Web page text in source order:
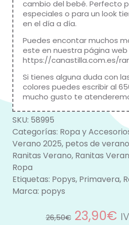
cambio del bebé. Perfecto
especiales o para un look
en el día a día.
Puedes encontar muchos
este en nuestra página web
https://canastilla.com.es/
Si tienes alguna duda con
colores puedes escribir al
mucho gusto te
SKU: 58995
Categorías: Ropa y
Verano 2025, petos de verano
Ranitas Verano, Ranitas
Ropa
Etiquetas: Popys, Primavera,
Marca: popys
26,50€ 23,90€